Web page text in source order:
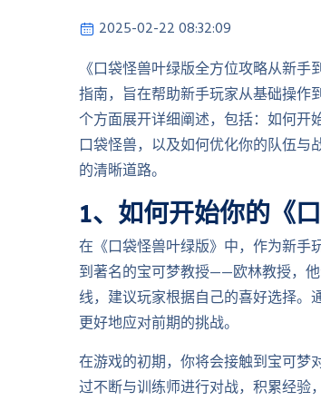
2025-02-22 08:32:09
《口袋怪兽叶绿版全方位攻略从新
指南，旨在帮助新手玩家从基础操作
个方面展开详细阐述，包括：如何开
口袋怪兽，以及如何优化你的队伍
的清晰道路。
1、如何开始你的《
在《口袋怪兽叶绿版》中，作为新手
到著名的宝可梦教授——欧林教授，
线，建议玩家根据自己的喜好选择。
更好地应对前期的挑战。
在游戏的初期，你将会接触到宝可梦
过不断与训练师进行对战，积累经验